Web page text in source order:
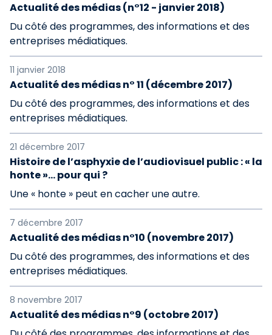
Actualité des médias (n°12 - janvier 2018)
Du côté des programmes, des informations et des
entreprises médiatiques.
11 janvier 2018
Actualité des médias n° 11 (décembre 2017)
Du côté des programmes, des informations et des
entreprises médiatiques.
21 décembre 2017
Histoire de l’asphyxie de l’audiovisuel public : « la
honte »… pour qui ?
Une « honte » peut en cacher une autre.
7 décembre 2017
Actualité des médias n°10 (novembre 2017)
Du côté des programmes, des informations et des
entreprises médiatiques.
8 novembre 2017
Actualité des médias n°9 (octobre 2017)